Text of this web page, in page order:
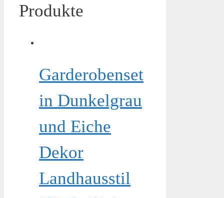
Produkte
Garderobenset
in Dunkelgrau
und Eiche
Dekor
Landhausstil